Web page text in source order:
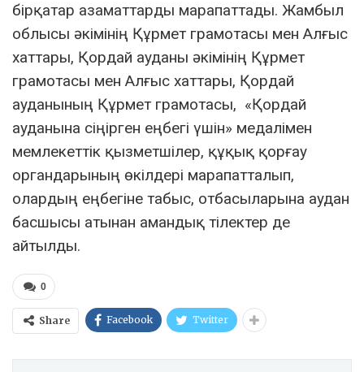
бірқатар азаматтарды марапаттады. Жамбыл
облысы әкімінің Құрмет грамотасы мен Алғыс
хаттары, Қордай ауданы әкімінің Құрмет
грамотасы мен Алғыс хаттары, Қордай
ауданының Құрмет грамотасы, «Қордай
ауданына сіңірген еңбегі үшін» медалімен
мемлекеттік қызметшілер, құқық қорғау
органдарының өкілдері марапатталып,
олардың еңбегіне табыс, отбасыларына аудан
басшысы атынан амандық тілектер де
айтылды.
0
Share Facebook Twitter